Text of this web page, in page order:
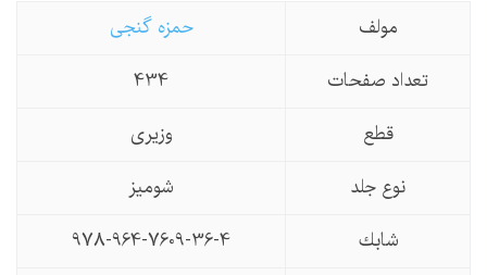
مولف
حمزه گنجی
تعداد صفحات
434
قطع
وزیری
نوع جلد
شومیز
شابك
978-964-7609-36-4